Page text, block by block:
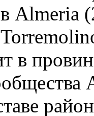
Almeria
в